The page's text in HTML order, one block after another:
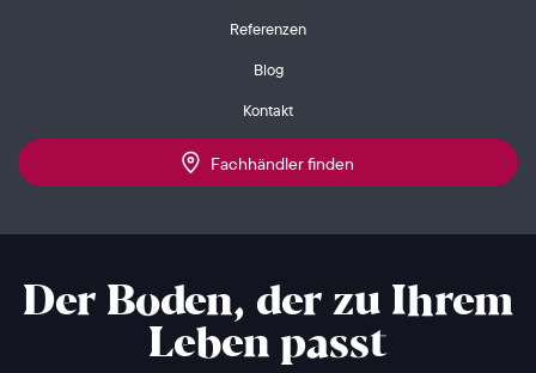
Referenzen
Blog
Kontakt
Fachhändler finden
Der Boden, der zu Ihrem
Leben passt